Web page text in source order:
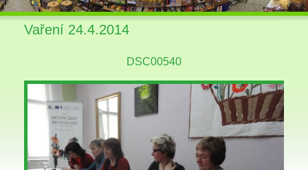
Vaření 24.4.2014
DSC00540